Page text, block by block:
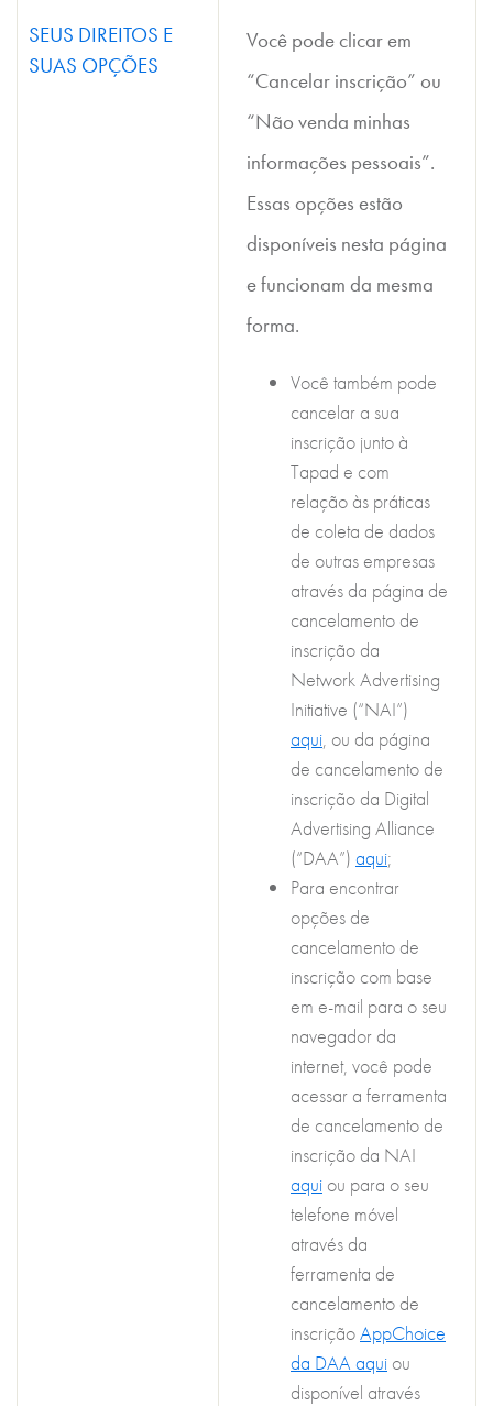
SEUS DIREITOS E
SUAS OPÇÕES
Você pode clicar em
“Cancelar inscrição” ou
“Não venda minhas
informações pessoais”.
Essas opções estão
disponíveis nesta página
e funcionam da mesma
forma.
Você também pode
cancelar a sua
inscrição junto à
Tapad e com
relação às práticas
de coleta de dados
de outras empresas
através da página de
cancelamento de
inscrição da
Network Advertising
Initiative (“NAI”)
aqui, ou da página
de cancelamento de
inscrição da Digital
Advertising Alliance
(“DAA”) aqui;
Para encontrar
opções de
cancelamento de
inscrição com base
em e-mail para o seu
navegador da
internet, você pode
acessar a ferramenta
de cancelamento de
inscrição da NAI
aqui ou para o seu
telefone móvel
através da
ferramenta de
cancelamento de
inscriçãoAppChoice
da DAAaqui ou
disponível através